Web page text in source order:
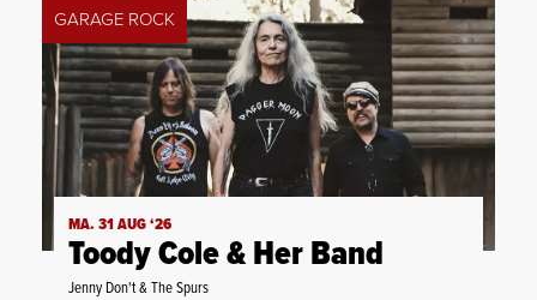
GARAGE ROCK
MA. 31 AUG ‘26
Toody Cole & Her Band
Jenny Don't & The Spurs